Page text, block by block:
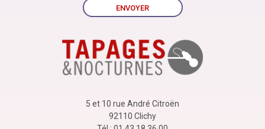
5 et 10 rue André Citroën
92110 Clichy
ENVOYER